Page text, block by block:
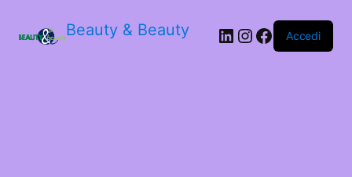
Beauty & Beauty LinkedIn
Instagram
Facebook
Accedi